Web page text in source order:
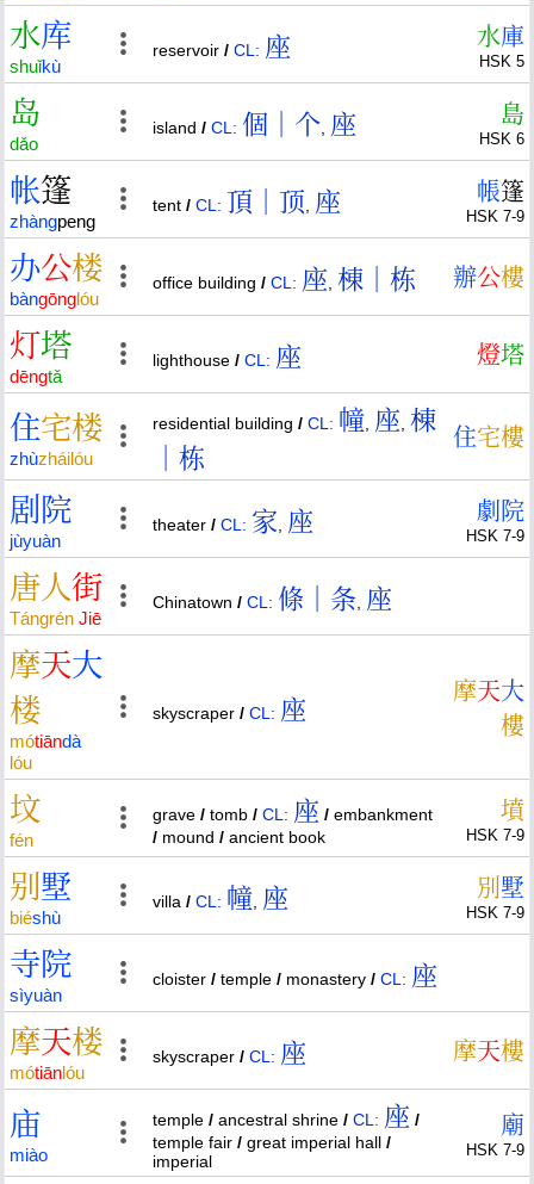
水库
shuǐkù
reservoir / CL: 座 水庫
HSK 5
岛
dǎo
island / CL: 個｜个 座 島
HSK 6
帐篷
zhàngpeng
tent / CL: 頂｜顶 座 帳篷
HSK 7-9
办公楼
bàngōnglóu
office building / CL: 座 棟｜栋 辦公樓
灯塔
dēngtǎ
lighthouse / CL: 座 燈塔
住宅楼
zhùzháilóu
residential building / CL: 幢 座 棟
｜栋
住宅樓
剧 院
jùyuàn
theater / CL: 家 座 劇 院
HSK 7-9
唐人街
Tángrén Jiē
Chinatown / CL: 條｜条 座
摩天大
楼
mótiāndà
lóu
skyscraper / CL: 座
摩天大
樓
坟
fén
grave / tomb / CL: 座 / embankment
/ mound / ancient book
墳
HSK 7-9
别 墅
biéshù
villa / CL: 幢 座 別 墅
HSK 7-9
寺院
sìyuàn
cloister / temple / monastery / CL: 座
摩天楼
mótiānlóu
skyscraper / CL: 座 摩天樓
庙
miào
temple / ancestral shrine / CL: 座 /
temple fair / great imperial hall /
imperial
廟
HSK 7-9